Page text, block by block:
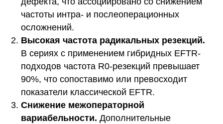
частоты интра- и послеоперационных
осложнений.
Высокая частота радикальных резекций.
В сериях с применением гибридных EFTR-
подходов частота R0-резекций превышает
90%, что сопоставимо или превосходит
показатели классической EFTR.
Снижение межоператорной
вариабельности. Дополнительные